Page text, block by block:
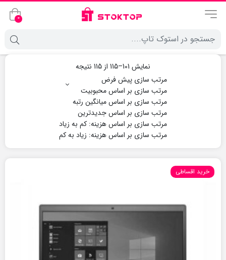
0
نمایش 101–115 از 115 نتیجه
خرید اقساطی